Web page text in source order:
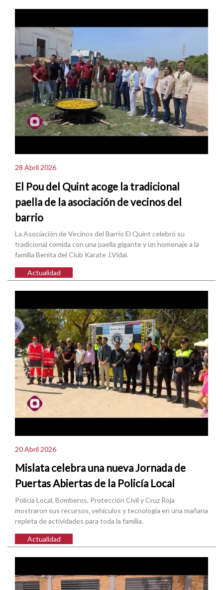
28 Abril 2026
El Pou del Quint acoge la tradicional
paella de la asociación de vecinos del
barrio
La Asociación de Vecinos del Barrio El Quint celebró su
tradicional comida con una paella gigante y un homenaje a la
familia Benita del Club Karate J.Vidal.
Actualidad
20 Abril 2026
Mislata celebra una nueva Jornada de
Puertas Abiertas de la Policía Local
Policía Local, Bomberos, Protección Civil y Cruz Roja
mostraron sus recursos, vehículos y tecnología en una mañana
repleta de actividades para toda la familia.
Actualidad